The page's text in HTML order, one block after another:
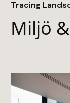
• Baksida
•
• EPD
Tracing
Miljö